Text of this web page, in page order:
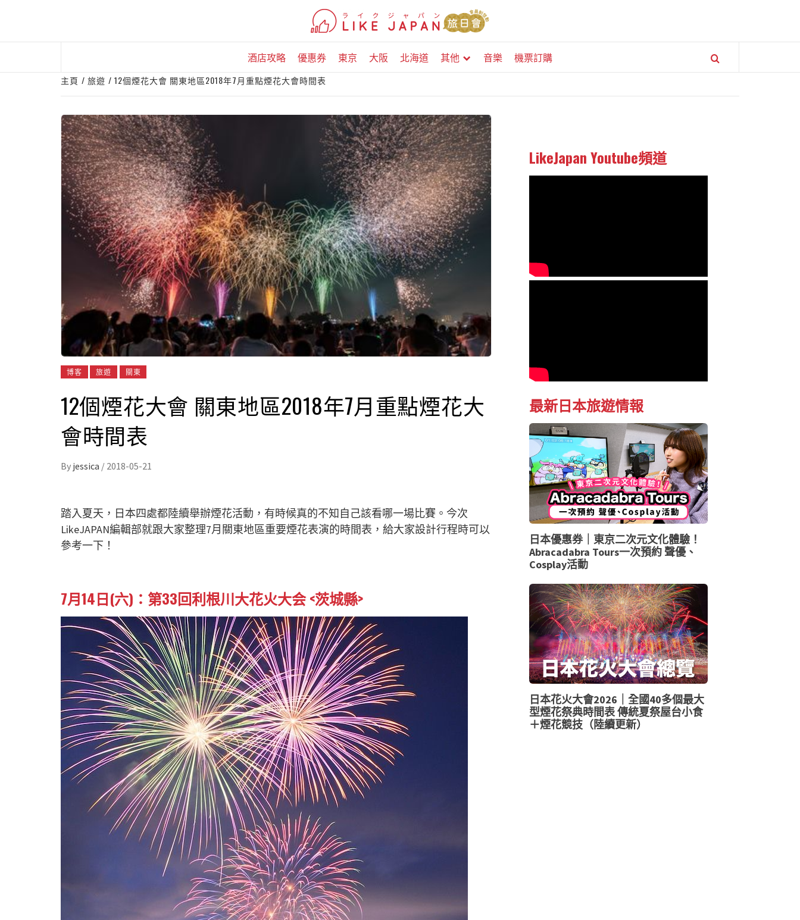
酒店攻略 優惠券 東京 大阪 北海道 其他 音樂 機票訂購
主頁 旅遊 12個煙花大會 關東地區2018年7月重點煙花大會時間表
博客 旅遊 關東
12個煙花大會 關東地區2018年7月重點煙花大
會時間表
By jessica / 2018-05-21
踏入夏天，日本四處都陸續舉辦煙花活動，有時候真的不知自己該看哪一場比賽。今次
LikeJAPAN編輯部就跟大家整理7月關東地區重要煙花表演的時間表，給大家設計行程時可以
參考一下！
7月14日(六)：第33回利根川大花火大会 <茨城縣>
LikeJapan Youtube頻道
最新日本旅遊情報
日本優惠券｜東京二次元文化體驗！
Abracadabra Tours一次預約 聲優、
Cosplay活動
日本花火大會2026｜全國40多個最大
型煙花祭典時間表 傳統夏祭屋台小食
＋煙花競技（陸續更新）